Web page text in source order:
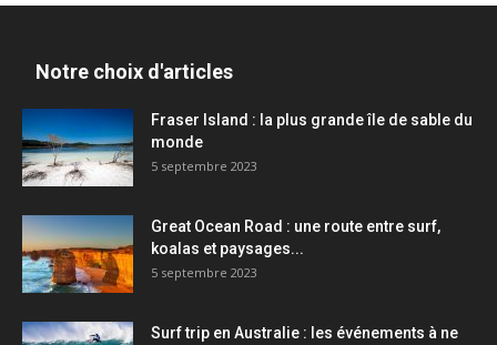
Notre choix d'articles
Fraser Island : la plus grande île de sable du
monde
5 septembre 2023
Great Ocean Road : une route entre surf,
koalas et paysages...
5 septembre 2023
Surf trip en Australie : les événements à ne